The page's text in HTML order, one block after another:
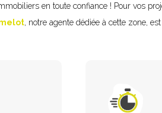
en toute confiance ! Pour vos
, notre agente dédiée à cette zone,